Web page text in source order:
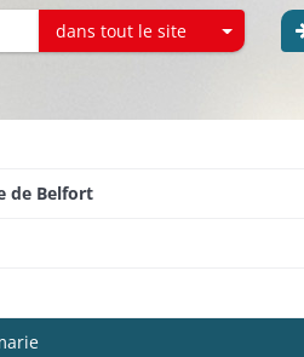
dans tout le site
de Belfort